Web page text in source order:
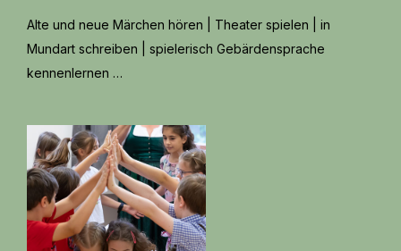
Alte und neue Märchen hören | Theater spielen | in
Mundart schreiben | spielerisch Gebärdensprache
kennenlernen …